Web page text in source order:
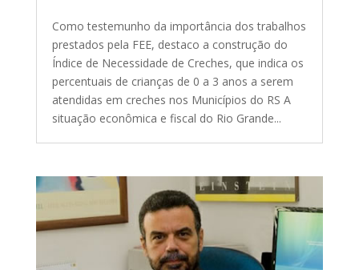
Como testemunho da importância dos trabalhos
prestados pela FEE, destaco a construção do
Índice de Necessidade de Creches, que indica os
percentuais de crianças de 0 a 3 anos a serem
atendidas em creches nos Municípios do RS A
situação econômica e fiscal do Rio Grande...